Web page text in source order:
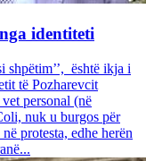
identiteti
shpëtim’’, është ikja i
të Pozharevcit
personal (në
nuk u burgos për
protesta, edhe herën